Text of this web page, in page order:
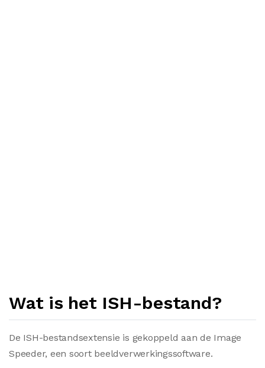
Wat is het ISH-bestand?
De ISH-bestandsextensie is gekoppeld aan de Image
Speeder, een soort beeldverwerkingssoftware.